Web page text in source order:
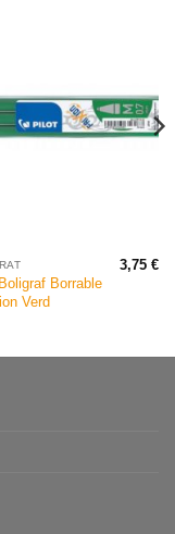
Borrable
Verd
3,75€